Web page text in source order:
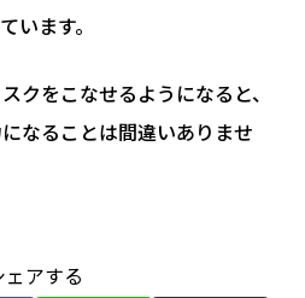
います。
クをこなせるようになると、
なることは間違いありませ
ェアする